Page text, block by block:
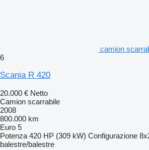
camion
6
Scania R 420
20.000 € Netto
Camion scarrabile
2008
800.000 km
Euro 5
Potenza 420 HP (309 kW) Configurazione
balestre/balestre